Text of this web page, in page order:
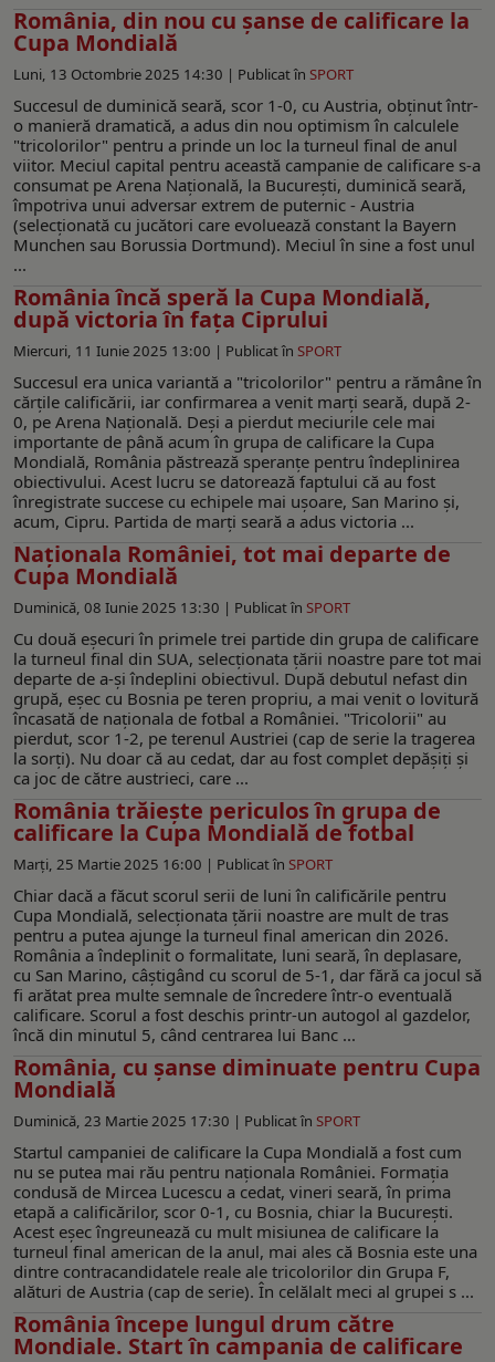
România, din nou cu șanse de calificare la
Cupa Mondială
Luni, 13 Octombrie 2025 14:30 | Publicat în SPORT
Succesul de duminică seară, scor 1-0, cu Austria, obținut într-
o manieră dramatică, a adus din nou optimism în calculele
"tricolorilor" pentru a prinde un loc la turneul final de anul
viitor. Meciul capital pentru această campanie de calificare s-a
consumat pe Arena Națională, la București, duminică seară,
împotriva unui adversar extrem de puternic - Austria
(selecționată cu jucători care evoluează constant la Bayern
Munchen sau Borussia Dortmund). Meciul în sine a fost unul
...
România încă speră la Cupa Mondială,
după victoria în faţa Ciprului
Miercuri, 11 Iunie 2025 13:00 | Publicat în SPORT
Succesul era unica variantă a "tricolorilor" pentru a rămâne în
cărțile calificării, iar confirmarea a venit marți seară, după 2-
0, pe Arena Națională. Deși a pierdut meciurile cele mai
importante de până acum în grupa de calificare la Cupa
Mondială, România păstrează speranțe pentru îndeplinirea
obiectivului. Acest lucru se datorează faptului că au fost
înregistrate succese cu echipele mai ușoare, San Marino și,
acum, Cipru. Partida de marți seară a adus victoria ...
Naţionala României, tot mai departe de
Cupa Mondială
Duminică, 08 Iunie 2025 13:30 | Publicat în SPORT
Cu două eșecuri în primele trei partide din grupa de calificare
la turneul final din SUA, selecționata țării noastre pare tot mai
departe de a-și îndeplini obiectivul. După debutul nefast din
grupă, eșec cu Bosnia pe teren propriu, a mai venit o lovitură
încasată de naționala de fotbal a României. "Tricolorii" au
pierdut, scor 1-2, pe terenul Austriei (cap de serie la tragerea
la sorți). Nu doar că au cedat, dar au fost complet depășiți și
ca joc de către austrieci, care ...
România trăiește periculos în grupa de
calificare la Cupa Mondială de fotbal
Marți, 25 Martie 2025 16:00 | Publicat în SPORT
Chiar dacă a făcut scorul serii de luni în calificările pentru
Cupa Mondială, selecționata țării noastre are mult de tras
pentru a putea ajunge la turneul final american din 2026.
România a îndeplinit o formalitate, luni seară, în deplasare,
cu San Marino, câștigând cu scorul de 5-1, dar fără ca jocul să
fi arătat prea multe semnale de încredere într-o eventuală
calificare. Scorul a fost deschis printr-un autogol al gazdelor,
încă din minutul 5, când centrarea lui Banc ...
România, cu șanse diminuate pentru Cupa
Mondială
Duminică, 23 Martie 2025 17:30 | Publicat în SPORT
Startul campaniei de calificare la Cupa Mondială a fost cum
nu se putea mai rău pentru naționala României. Formația
condusă de Mircea Lucescu a cedat, vineri seară, în prima
etapă a calificărilor, scor 0-1, cu Bosnia, chiar la București.
Acest eșec îngreunează cu mult misiunea de calificare la
turneul final american de la anul, mai ales că Bosnia este una
dintre contracandidatele reale ale tricolorilor din Grupa F,
alături de Austria (cap de serie). În celălalt meci al grupei s ...
România începe lungul drum către
Mondiale. Start în campania de calificare